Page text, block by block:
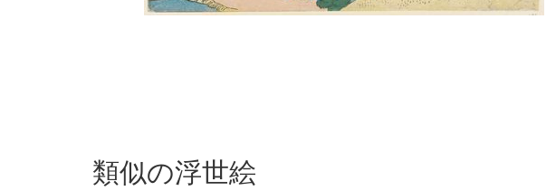
類似の浮世絵